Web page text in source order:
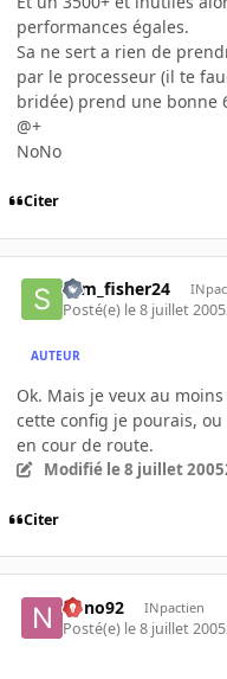
performances égales.
Sa ne sert a rien de
par le processeur (il te
bridée) prend une bonne
@+
NoNo
Citer
sam_fisher24
Posté(e) le 8 juillet 2005
AUTEUR
Ok. Mais je veux au
cette config je pourais,
en cour de route.
Modifié le 8 juillet 2005
Citer
nono92 INpactien
Posté(e) le 8 juillet 2005